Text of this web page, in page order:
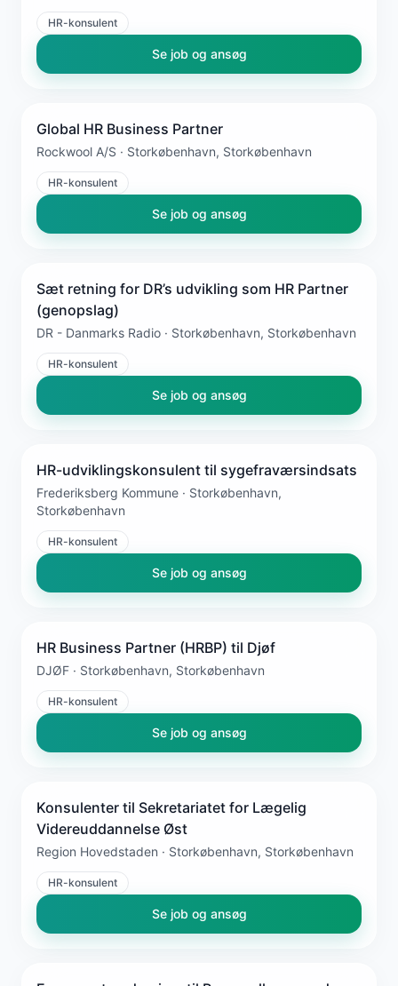
HR-konsulent
Se job og ansøg
Global HR Business Partner
Rockwool A/S · Storkøbenhavn, Storkøbenhavn
HR-konsulent
Se job og ansøg
Sæt retning for DR’s udvikling som HR Partner
(genopslag)
DR - Danmarks Radio · Storkøbenhavn, Storkøbenhavn
HR-konsulent
Se job og ansøg
HR-udviklingskonsulent til sygefraværsindsats
Frederiksberg Kommune · Storkøbenhavn,
Storkøbenhavn
HR-konsulent
Se job og ansøg
HR Business Partner (HRBP) til Djøf
DJØF · Storkøbenhavn, Storkøbenhavn
HR-konsulent
Se job og ansøg
Konsulenter til Sekretariatet for Lægelig
Videreuddannelse Øst
Region Hovedstaden · Storkøbenhavn, Storkøbenhavn
HR-konsulent
Se job og ansøg